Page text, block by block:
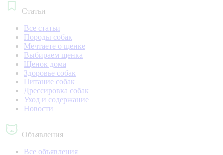
Статьи
Все статьи
Породы собак
Мечтаете о щенке
Выбираем щенка
Щенок дома
Здоровье собак
Питание собак
Дрессировка собак
Уход и содержание
Новости
Объявления
Все объявления